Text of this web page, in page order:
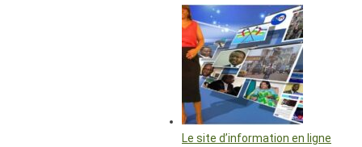
Le site d’information en ligne